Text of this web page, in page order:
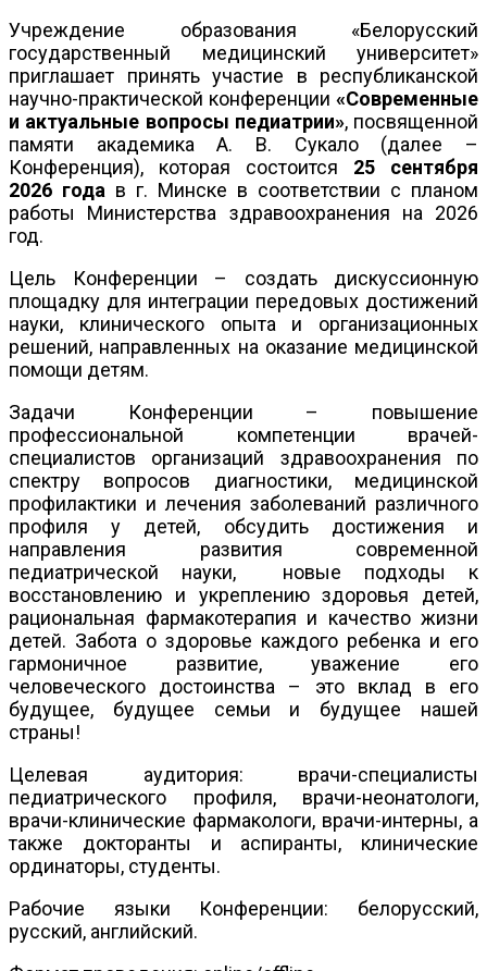
Учреждение образования «Белорусский
государственный медицинский университет»
приглашает принять участие в республиканской
научно-практической конференции «Современные
и актуальные вопросы педиатрии», посвященной
памяти академика А. В. Сукало (далее –
Конференция), которая состоится 25 сентября
2026 года в г. Минске в соответствии с планом
работы Министерства здравоохранения на 2026
год.
Цель Конференции – создать дискуссионную
площадку для интеграции передовых достижений
науки, клинического опыта и организационных
решений, направленных на оказание медицинской
помощи детям.
Задачи Конференции – повышение
профессиональной компетенции врачей-
специалистов организаций здравоохранения по
спектру вопросов диагностики, медицинской
профилактики и лечения заболеваний различного
профиля у детей, обсудить достижения и
направления развития современной
педиатрической науки, новые подходы к
восстановлению и укреплению здоровья детей,
рациональная фармакотерапия и качество жизни
детей. Забота о здоровье каждого ребенка и его
гармоничное развитие, уважение его
человеческого достоинства – это вклад в его
будущее, будущее семьи и будущее нашей
страны!
Целевая аудитория: врачи-специалисты
педиатрического профиля, врачи-неонатологи,
врачи-клинические фармакологи, врачи-интерны, а
также докторанты и аспиранты, клинические
ординаторы, студенты.
Рабочие языки Конференции: белорусский,
русский, английский.